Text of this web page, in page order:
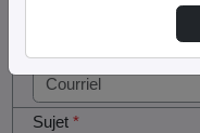
Courriel*
Sujet*